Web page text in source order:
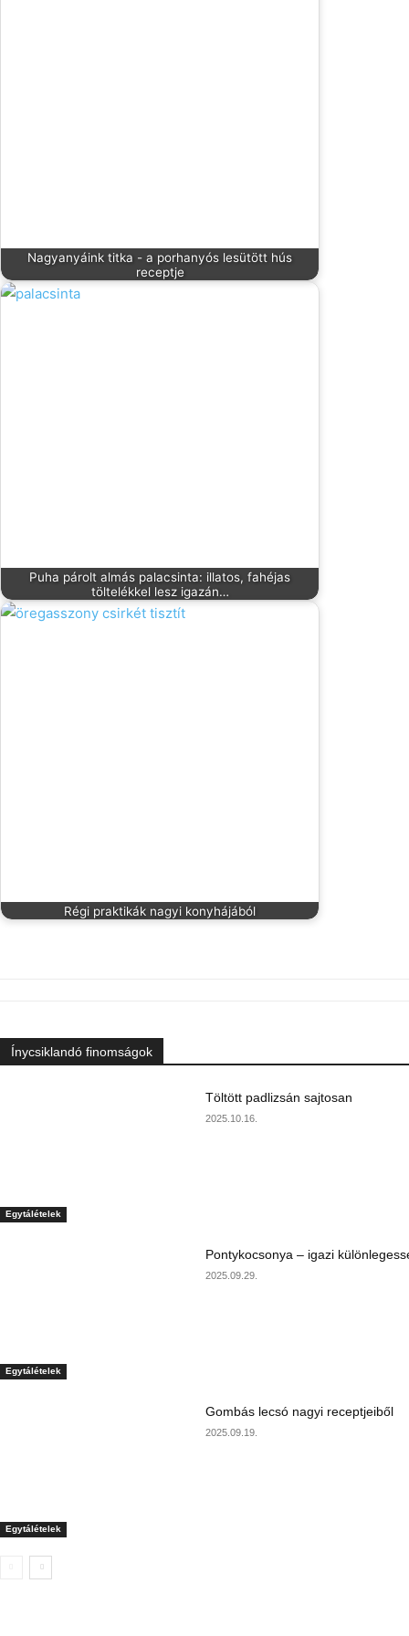
Nagyanyáink titka - a porhanyós lesütött hús
receptje
Puha párolt almás palacsinta: illatos, fahéjas
töltelékkel lesz igazán…
Régi praktikák nagyi konyhájából
Ínycsiklandó finomságok
Egytálételek
Töltött padlizsán sajtosan
2025.10.16.
Egytálételek
Pontykocsonya – igazi
2025.09.29.
Egytálételek
Gombás lecsó nagyi receptjeiből
2025.09.19.